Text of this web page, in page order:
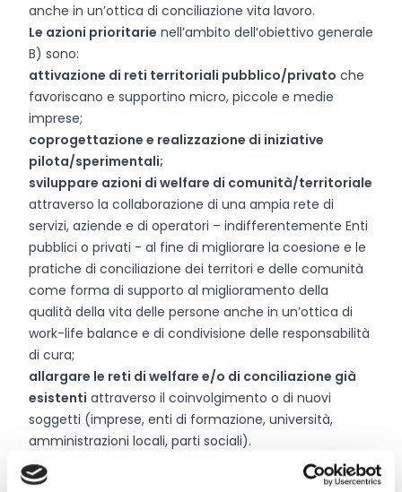
anche in un’ottica di conciliazione vita lavoro.
Le azioni prioritarie nell’ambito dell’obiettivo generale
B) sono:
attivazione di reti territoriali pubblico/privato che
favoriscano e supportino micro, piccole e medie
imprese;
coprogettazione e realizzazione di iniziative
pilota/sperimentali;
sviluppare azioni di welfare di comunità/territoriale
attraverso la collaborazione di una ampia rete di
servizi, aziende e di operatori – indifferentemente Enti
pubblici o privati - al fine di migliorare la coesione e le
pratiche di conciliazione dei territori e delle comunità
come forma di supporto al miglioramento della
qualità della vita delle persone anche in un’ottica di
work-life balance e di condivisione delle responsabilità
di cura;
allargare le reti di welfare e/o di conciliazione già
esistenti attraverso il coinvolgimento o di nuovi
soggetti (imprese, enti di formazione, università,
amministrazioni locali, parti sociali).